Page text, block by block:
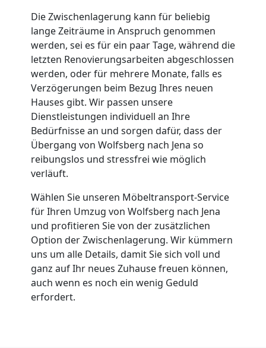
Die Zwischenlagerung kann für beliebig
lange Zeiträume in Anspruch genommen
werden, sei es für ein paar Tage, während die
letzten Renovierungsarbeiten abgeschlossen
werden, oder für mehrere Monate, falls es
Verzögerungen beim Bezug Ihres neuen
Hauses gibt. Wir passen unsere
Dienstleistungen individuell an Ihre
Bedürfnisse an und sorgen dafür, dass der
Übergang von Wolfsberg nach Jena so
reibungslos und stressfrei wie möglich
verläuft.
Wählen Sie unseren Möbeltransport-Service
für Ihren Umzug von Wolfsberg nach Jena
und profitieren Sie von der zusätzlichen
Option der Zwischenlagerung. Wir kümmern
uns um alle Details, damit Sie sich voll und
ganz auf Ihr neues Zuhause freuen können,
auch wenn es noch ein wenig Geduld
erfordert.